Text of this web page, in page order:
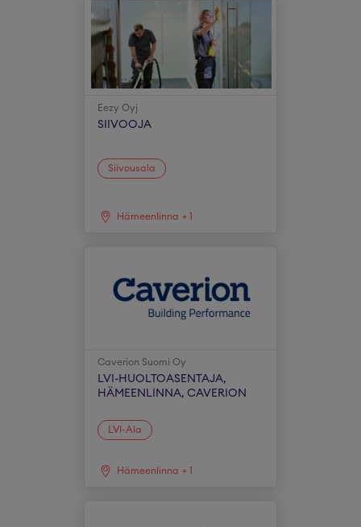
Eezy Oyj
SIIVOOJA
Siivousala
Hämeenlinna + 1
Caverion Suomi Oy
LVI-HUOLTOASENTAJA,
HÄMEENLINNA, CAVERION
LVI-Ala
Hämeenlinna + 1